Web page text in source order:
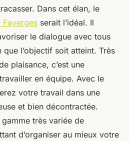
Dans cet élan, le
Faverges serait l’idéal. Il
le dialogue avec tous
l’objectif soit atteint. Très
plaisance, c’est une
en équipe. Avec le
votre travail dans une
et bien décontractée.
très variée de
d’organiser au mieux votre